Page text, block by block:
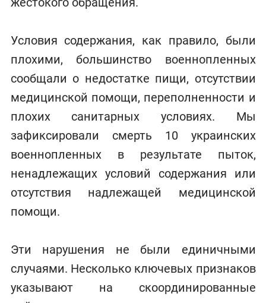
Условия содержания, как правило, были
плохими, большинство военнопленных
сообщали о недостатке пищи, отсутствии
медицинской помощи, переполненности и
плохих санитарных условиях. Мы
зафиксировали смерть 10 украинских
военнопленных в результате пыток,
ненадлежащих условий содержания или
отсутствия надлежащей медицинской
помощи.
Эти нарушения не были единичными
случаями. Несколько ключевых признаков
указывают на скоординированные